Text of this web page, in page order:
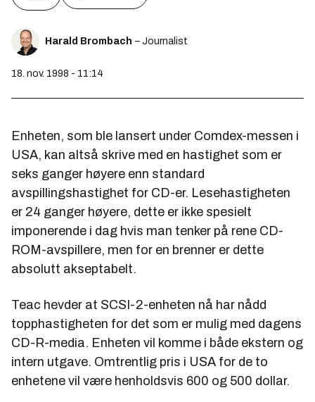
Harald Brombach – Journalist
18. nov. 1998 - 11:14
Enheten, som ble lansert under Comdex-messen i
USA, kan altså skrive med en hastighet som er
seks ganger høyere enn standard
avspillingshastighet for CD-er. Lesehastigheten
er 24 ganger høyere, dette er ikke spesielt
imponerende i dag hvis man tenker på rene CD-
ROM-avspillere, men for en brenner er dette
absolutt akseptabelt.
Teac hevder at SCSI-2-enheten nå har nådd
topphastigheten for det som er mulig med dagens
CD-R-media. Enheten vil komme i både ekstern og
intern utgave. Omtrentlig pris i USA for de to
enhetene vil være henholdsvis 600 og 500 dollar.